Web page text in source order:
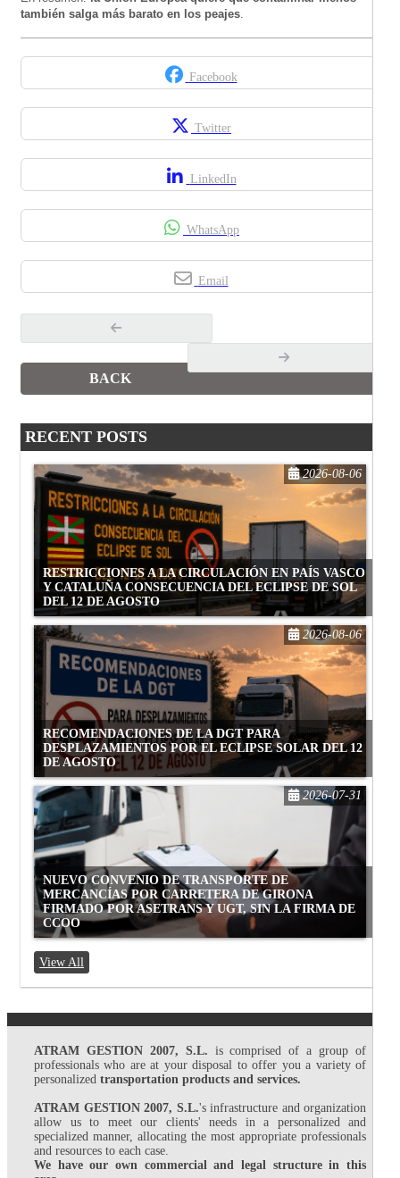
también salga más barato en los peajes
Facebook
Twitter
LinkedIn
WhatsApp
Email
BACK
RECENT POSTS
RESTRICCIONES A LA CIRCULACIÓN EN PAÍS VASCO
Y CATALUÑA CONSECUENCIA DEL ECLIPSE DE SOL
DEL 12 DE AGOSTO
2026-08-06
RECOMENDACIONES DE LA DGT PARA
DESPLAZAMIENTOS POR EL ECLIPSE SOLAR DEL 12
DE AGOSTO
2026-08-06
NUEVO CONVENIO DE TRANSPORTE DE
MERCANCÍAS POR CARRETERA DE GIRONA
FIRMADO POR ASETRANS Y UGT, SIN LA FIRMA DE
CCOO
2026-07-31
View All
ATRAM GESTION 2007, S.L. is comprised of a group of
professionals who are at your disposal to offer you a variety of
personalized transportation products and services.
ATRAM GESTION 2007, S.L.'s infrastructure and organization
allow us to meet our clients' needs in a personalized and
specialized manner, allocating the most appropriate professionals
and resources to each case.
We have our own commercial and legal structure in this